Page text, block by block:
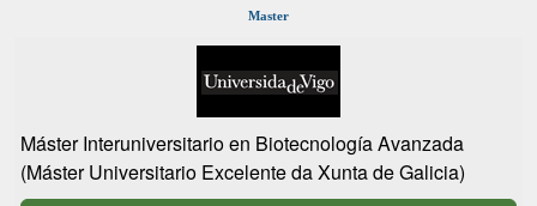
Master
Máster Interuniversitario en Biotecnología Avanzada
(Máster Universitario Excelente da Xunta de Galicia)